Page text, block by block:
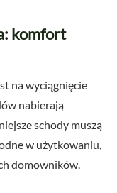
komfort
na wyciągnięcie
nabierają
schody muszą
w użytkowaniu,
domowników.